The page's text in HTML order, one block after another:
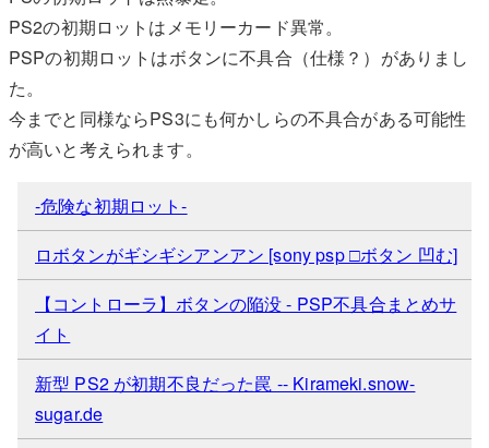
PS2の初期ロットはメモリーカード異常。
PSPの初期ロットはボタンに不具合（仕様？）がありまし
た。
今までと同様ならPS3にも何かしらの不具合がある可能性
が高いと考えられます。
-危険な初期ロット-
ロボタンがギシギシアンアン [sony psp □ボタン 凹む]
【コントローラ】ボタンの陥没 - PSP不具合まとめサ
イト
新型 PS2 が初期不良だった罠 -- Kirameki.snow-
sugar.de